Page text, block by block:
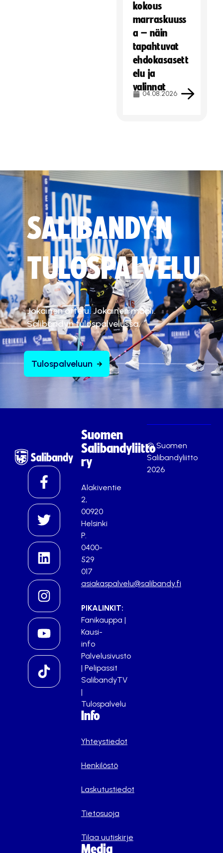
kokous
marraskuuss
a – näin
tapahtuvat
ehdokasasett
elu ja
valinnat
04.08.2026
SALIBANDYN
TULOSPALVELU
Jokainen ottelu. Jokainen maali.
Salibandyn tulospalvelussa.
Tulospalveluun
Suomen
Salibandyliitto
ry
Alakiventie
2,
00920
Helsinki
P.
0400-
529
017
asiakaspalvelu@salibandy.fi
PIKALINKIT:
Fanikauppa |
Kausi-
info
Palvelusivusto
| Pelipassit
SalibandyTV
|
Tulospalvelu
Info
Yhteystiedot
Henkilöstö
Laskutustiedot
Tietosuoja
Tilaa uutiskirje
Media
© Suomen
Salibandyliitto
2026